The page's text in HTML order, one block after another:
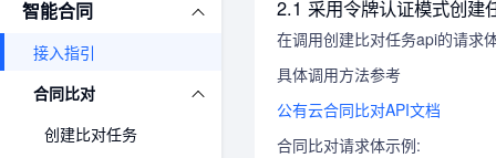
智能合同
接入指引
合同比对
创建比对任务
2.1 采用令牌认证模式创建
在调用创建比对任务api的请求
具体调用方法参考
公有云合同比对API文档
合同比对请求体示例: